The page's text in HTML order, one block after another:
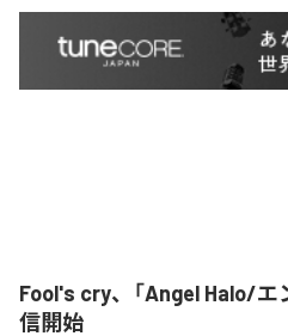
Fool's cry、「Angel Halo/エ
信開始